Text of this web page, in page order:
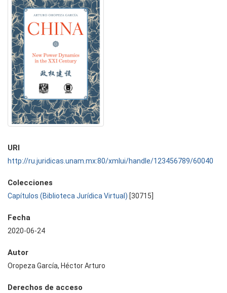
URI
http://ru.juridicas.unam.mx:80/xmlui/handle/123456789/60040
Colecciones
Capítulos (Biblioteca Jurídica Virtual) [30715]
Fecha
2020-06-24
Autor
Oropeza García, Héctor Arturo
Derechos de acceso